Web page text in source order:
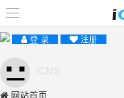
登 录 注册
网站首页